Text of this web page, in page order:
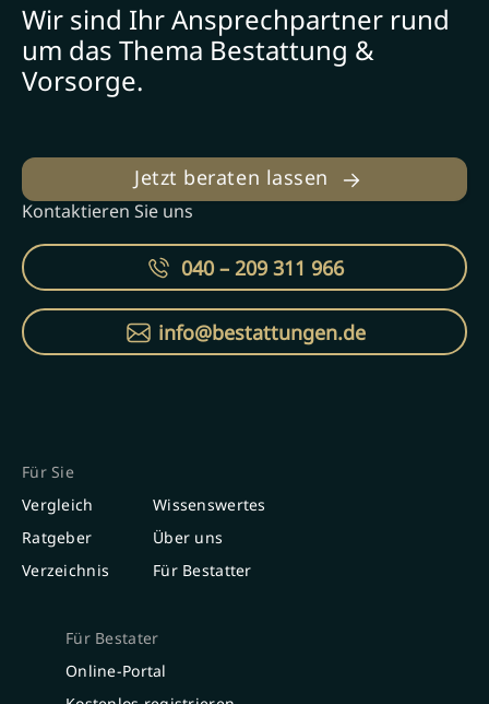
Wir sind Ihr Ansprechpartner rund
um das Thema Bestattung &
Vorsorge.
Jetzt beraten lassen
Kontaktieren Sie uns
040 – 209 311 966
info@bestattungen.de
Für Sie
Vergleich
Ratgeber
Verzeichnis
Wissenswertes
Über uns
Für Bestatter
Für Bestater
Online-Portal